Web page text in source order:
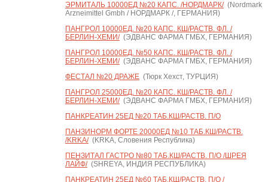
ЭРМИТАЛЬ 10000ЕД №20 КАПС. /НОРДМАРК/(Nordmark
Arzneimittel Gmbh / НОРДМАРК /, ГЕРМАНИЯ)
ПАНГРОЛ 10000ЕД. №20 КАПС. КШ/РАСТВ. ФЛ. /
БЕРЛИН-ХЕМИ/(ЭДВАНС ФАРМА ГМБХ, ГЕРМАНИЯ)
ПАНГРОЛ 10000ЕД. №50 КАПС. КШ/РАСТВ. ФЛ. /
БЕРЛИН-ХЕМИ/(ЭДВАНС ФАРМА ГМБХ, ГЕРМАНИЯ)
ФЕСТАЛ №20 ДРАЖЕ(Тюрк Хехст, ТУРЦИЯ)
ПАНГРОЛ 25000ЕД. №20 КАПС. КШ/РАСТВ. ФЛ. /
БЕРЛИН-ХЕМИ/(ЭДВАНС ФАРМА ГМБХ, ГЕРМАНИЯ)
ПАНКРЕАТИН 25ЕД №20 ТАБ.КШ/РАСТВ. П/О
ПАНЗИНОРМ ФОРТЕ 20000ЕД №10 ТАБ.КШ/РАСТВ.
/KRKA/(KRKA, Словения Республика)
ПЕНЗИТАЛ ГАСТРО №80 ТАБ.КШ/РАСТВ. П/О /ШРЕЯ
ЛАЙФ/(SHREYA, ИНДИЯ РЕСПУБЛИКА)
ПАНКРЕАТИН 25ЕД №60 ТАБ.КШ/РАСТВ. П/О /